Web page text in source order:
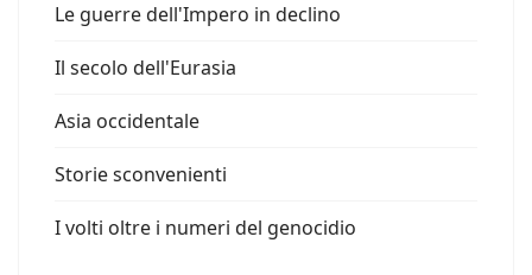
Le guerre dell'Impero in declino
Il secolo dell'Eurasia
Asia occidentale
Storie sconvenienti
I volti oltre i numeri del genocidio